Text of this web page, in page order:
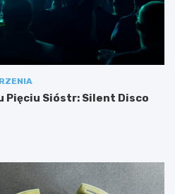
Pięciu Sióstr: Silent Disco